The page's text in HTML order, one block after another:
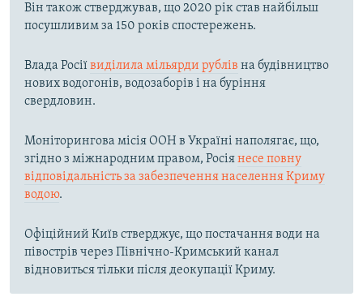
Він також стверджував, що 2020 рік став найбільш
посушливим за 150 років спостережень.
Влада Росіївиділила мільярди рублів на будівництво
нових водогонів, водозаборів і на буріння
свердловин.
Моніторингова місія ООН в Україні наполягає, що,
згідно з міжнародним правом, Росіянесе повну
відповідальність за забезпечення населення Криму
водою.
Офіційний Київ стверджує, що постачання води на
півострів через Північно-Кримський канал
відновиться тільки після деокупації Криму.